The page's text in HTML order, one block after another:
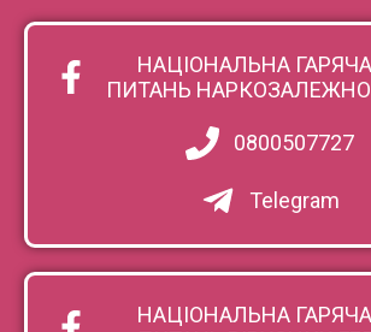
НАЦІОНАЛЬНА ГАРЯЧА
ПИТАНЬ
0800507727
Telegram
НАЦІОНАЛЬНА ГАРЯЧА